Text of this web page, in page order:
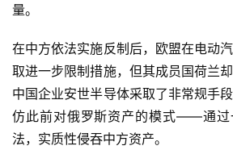
量。
在中方依法实施反制后，欧盟在电动
取进一步限制措施，但其成员国荷兰
中国企业安世半导体采取了非常规手
仿此前对俄罗斯资产的模式——通过
法，实质性侵吞中方资产。